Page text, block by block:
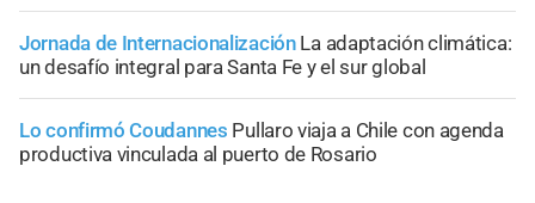
Jornada de Internacionalización La adaptación climática:
un desafío integral para Santa Fe y el sur global
Lo confirmó Coudannes Pullaro viaja a Chile con agenda
productiva vinculada al puerto de Rosario